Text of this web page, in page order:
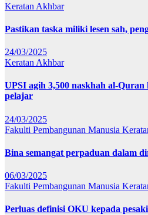
Keratan Akhbar
Pastikan taska miliki lesen sah,
24/03/2025
Keratan Akhbar
UPSI agih 3,500 naskhah al-
pelajar
24/03/2025
Fakulti Pembangunan Manusia
Bina semangat perpaduan dalam
06/03/2025
Fakulti Pembangunan Manusia
Perluas definisi OKU kepada